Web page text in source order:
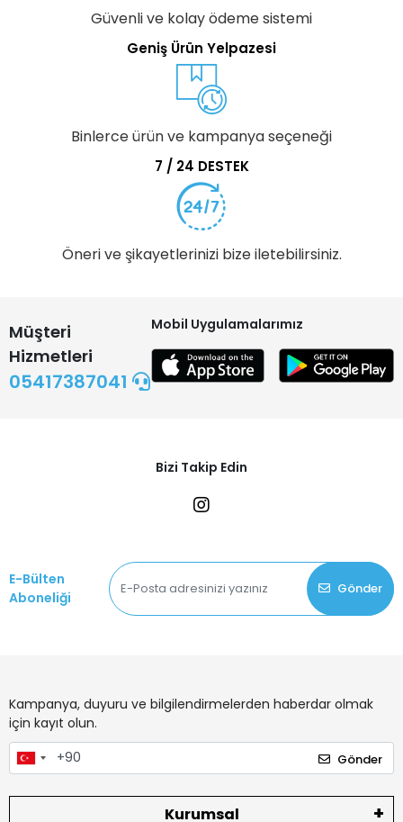
Güvenli ve kolay ödeme sistemi
Geniş Ürün Yelpazesi
Binlerce ürün ve kampanya seçeneği
7 / 24 DESTEK
Öneri ve şikayetlerinizi bize iletebilirsiniz.
Müşteri
Hizmetleri
05417387041
Mobil Uygulamalarımız
Bizi Takip Edin
E-Bülten
Aboneliği
Gönder
Kampanya, duyuru ve bilgilendirmelerden haberdar olmak
için kayıt olun.
Gönder
Kurumsal